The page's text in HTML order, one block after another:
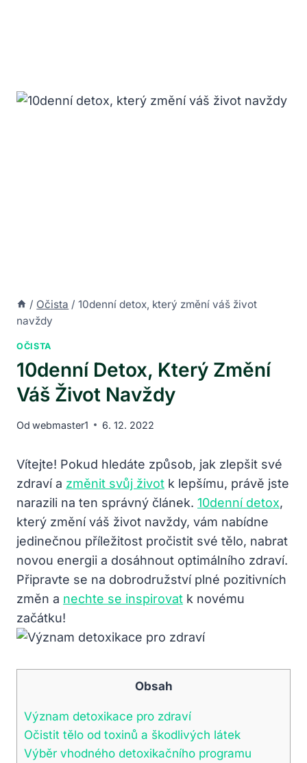
/ Očista / 10denní detox, který změní váš život
navždy
OČISTA
10denní Detox, Který Změní
Váš Život Navždy
Od webmaster1 6. 12. 2022
Vítejte! Pokud‍ hledáte způsob, jak zlepšit své
zdraví a změnit svůj život k lepšímu, právě jste
narazili na ten správný článek. 10denní detox,
který změní váš život navždy, vám nabídne
jedinečnou příležitost pročistit své tělo, nabrat
novou energii a dosáhnout optimálního zdraví.
Připravte se na dobrodružství plné pozitivních
změn a‌ nechte se inspirovat k novému
začátku!
Obsah
Význam detoxikace pro ‌zdraví
Očistit tělo od toxinů a škodlivých⁣ látek
Výběr vhodného detoxikačního programu